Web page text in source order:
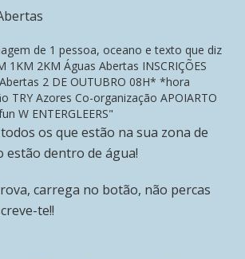
os que estão na sua zona de
dentro de água!
carrega no botão, não percas
te!!